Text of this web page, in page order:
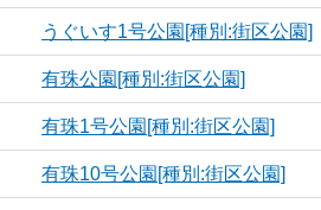
うぐいす1号公園[種別:街区公園]
有珠公園[種別:街区公園]
有珠1号公園[種別:街区公園]
有珠10号公園[種別:街区公園]